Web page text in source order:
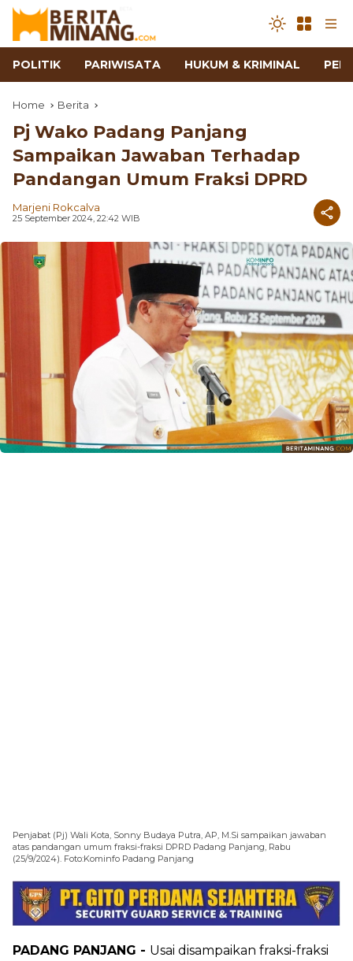
POLITIK PARIWISATA HUKUM & KRIMINAL
Home Berita
Pj Wako Padang Panjang
Sampaikan Jawaban Terhadap
Pandangan Umum Fraksi DPRD
Marjeni Rokcalva
25 September 2024, 22:42 WIB
Penjabat (Pj) Wali Kota, Sonny Budaya Putra, AP, M.Si sampaikan jawaban
atas pandangan umum fraksi-fraksi DPRD Padang Panjang, Rabu
(25/9/2024). Foto:Kominfo Padang Panjang
PADANG PANJANG - Usai disampaikan fraksi-fraksi